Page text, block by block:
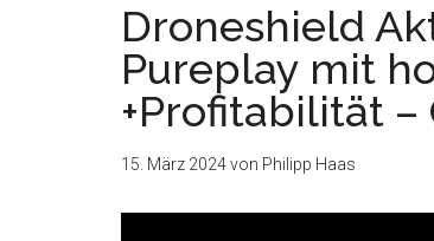
Droneshield
Pureplay mit
+Profitabilität
15. März 2024von Philipp Haas